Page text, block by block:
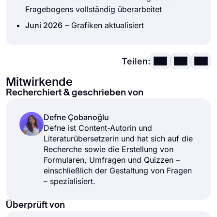
Fragebogens vollständig überarbeitet
Juni 2026 – Grafiken aktualisiert
Teilen:
Mitwirkende
Recherchiert & geschrieben von
Defne Çobanoğlu
Defne ist Content-Autorin und
Literaturübersetzerin und hat sich auf die
Recherche sowie die Erstellung von
Formularen, Umfragen und Quizzen –
einschließlich der Gestaltung von Fragen
– spezialisiert.
Überprüft von